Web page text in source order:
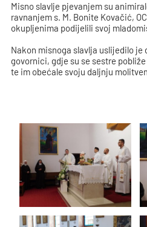
Misno slavlje pjevanjem su
ravnanjem s. M. Bonite Kovačić,
okupljenima podijelili svoj
Nakon misnoga slavlja uslijedilo je
govornici, gdje su se sestre
te im obećale svoju daljnju